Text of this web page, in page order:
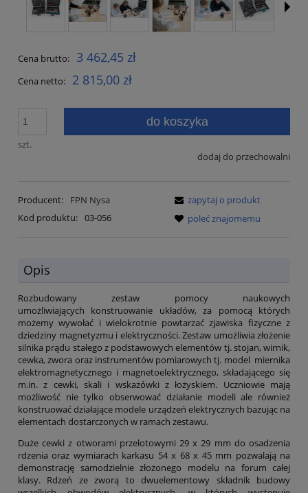
Cena brutto: 3 462,45 zł
Cena netto: 2 815,00 zł
szt.
do koszyka
dodaj do przechowalni
Producent:
FPN Nysa
Kod produktu: 03-056
zapytaj o produkt
poleć znajomemu
Opis
Rozbudowany zestaw pomocy naukowych
umożliwiających konstruowanie układów, za pomocą których
możemy wywołać i wielokrotnie powtarzać zjawiska fizyczne z
dziedziny magnetyzmu i elektryczności. Zestaw umożliwia złożenie
silnika prądu stałego z podstawowych elementów tj. stojan, wirnik,
cewka, zwora oraz instrumentów pomiarowych tj. model miernika
elektromagnetycznego i magnetoelektrycznego, składającego się
m.in. z cewki, skali i wskazówki z łożyskiem. Uczniowie mają
możliwość nie tylko obserwować działanie modeli ale również
konstruować działające modele urządzeń elektrycznych bazując na
elementach dostarczonych w ramach zestawu.
Duże cewki z otworami przelotowymi 29 x 29 mm do osadzenia
rdzenia oraz wymiarach karkasu 54 x 68 x 45 mm pozwalają na
demonstrację samodzielnie złożonego modelu na forum całej
klasy. Rdzeń ze zworą to dwuelementowy składnik budowy